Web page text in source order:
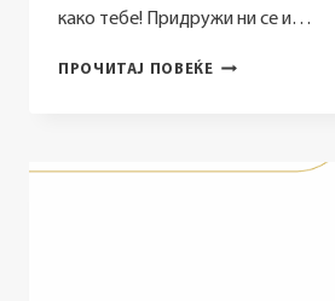
како тебе! Придружи ни се и…
ПРОЧИТАЈ ПОВЕЌЕ ПОВИК